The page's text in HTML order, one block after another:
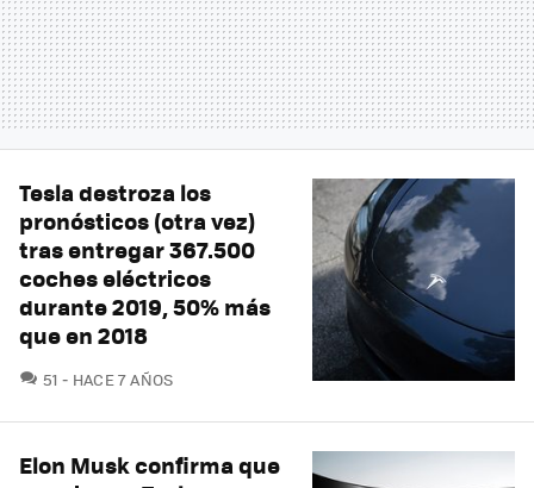
Tesla destroza los
pronósticos (otra vez)
tras entregar 367.500
coches eléctricos
durante 2019, 50% más
que en 2018
51 COMENTARIOS
HACE 7 AÑOS
Elon Musk confirma que